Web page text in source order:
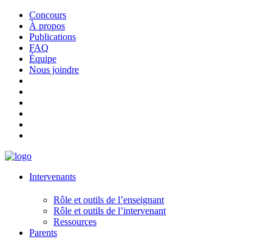
Concours
À propos
Publications
FAQ
Équipe
Nous joindre
Intervenants
Rôle et outils de l’enseignant
Rôle et outils de l’intervenant
Ressources
Parents